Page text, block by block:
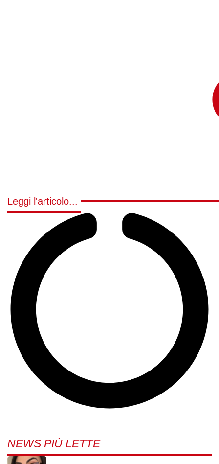
Leggi l'articolo...
NEWS PIÙ LETTE